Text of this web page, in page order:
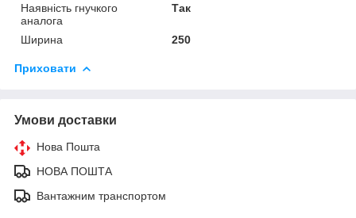
Наявність гнучкого
аналога
Так
Ширина 250
Приховати
Умови доставки
Нова Пошта
НОВА ПОШТА
Вантажним транспортом